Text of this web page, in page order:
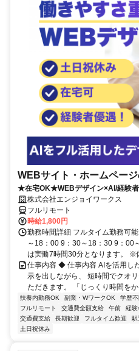
WEBサイト・ホームペー
★在宅OK★WEBデザイン×AI/経験
株式会社エンジョイワークス
フルリモート
時給1,800円
勤務時間詳細 フルタイム勤務可
～18：00 9：30～18：30 9：00
は実働7時間30分となります。 ※
仕事内容 ◆ 仕事内容 AIを活用し
示を出しながら、 短時間でクオ
ただきます。 「じっくり時間を
扶養内勤務OK 副業・WワークOK 学歴不
フルリモート
交通費全額支給 午前 経験
交通費支給
長期歓迎 フルタイム歓迎 駅
土日祝休み